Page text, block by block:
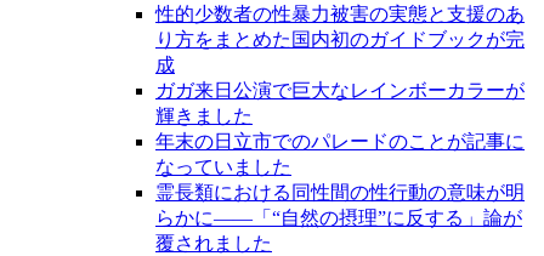
性的少数者の性暴力被害の実態と支援のあ
り方をまとめた国内初のガイドブックが完
成
ガガ来日公演で巨大なレインボーカラーが
輝きました
年末の日立市でのパレードのことが記事に
なっていました
霊長類における同性間の性行動の意味が明
らかに――「“自然の摂理”に反する」論が
覆されました